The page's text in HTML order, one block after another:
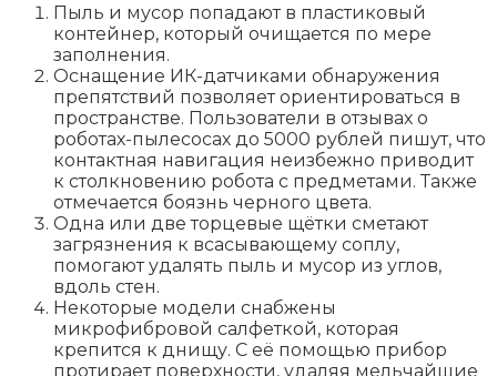
Пыль и мусор попадают в пластиковый
контейнер, который очищается по мере
заполнения.
Оснащение ИК-датчиками обнаружения
препятствий позволяет ориентироваться в
пространстве. Пользователи в отзывах о
роботах-пылесосах до 5000 рублей пишут, что
контактная навигация неизбежно приводит
к столкновению робота с предметами. Также
отмечается боязнь черного цвета.
Одна или две торцевые щётки сметают
загрязнения к всасывающему соплу,
помогают удалять пыль и мусор из углов,
вдоль стен.
Некоторые модели снабжены
микрофибровой салфеткой, которая
крепится к днищу. С её помощью прибор
протирает поверхности, удаляя мельчайшие